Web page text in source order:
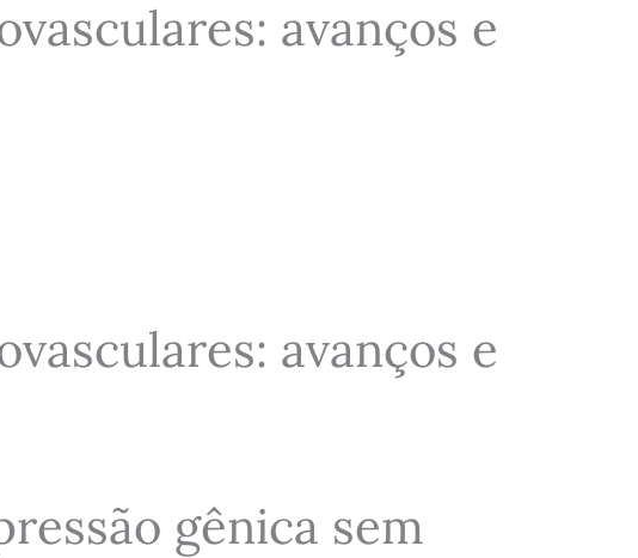
avanços e
avanços e
gênica sem